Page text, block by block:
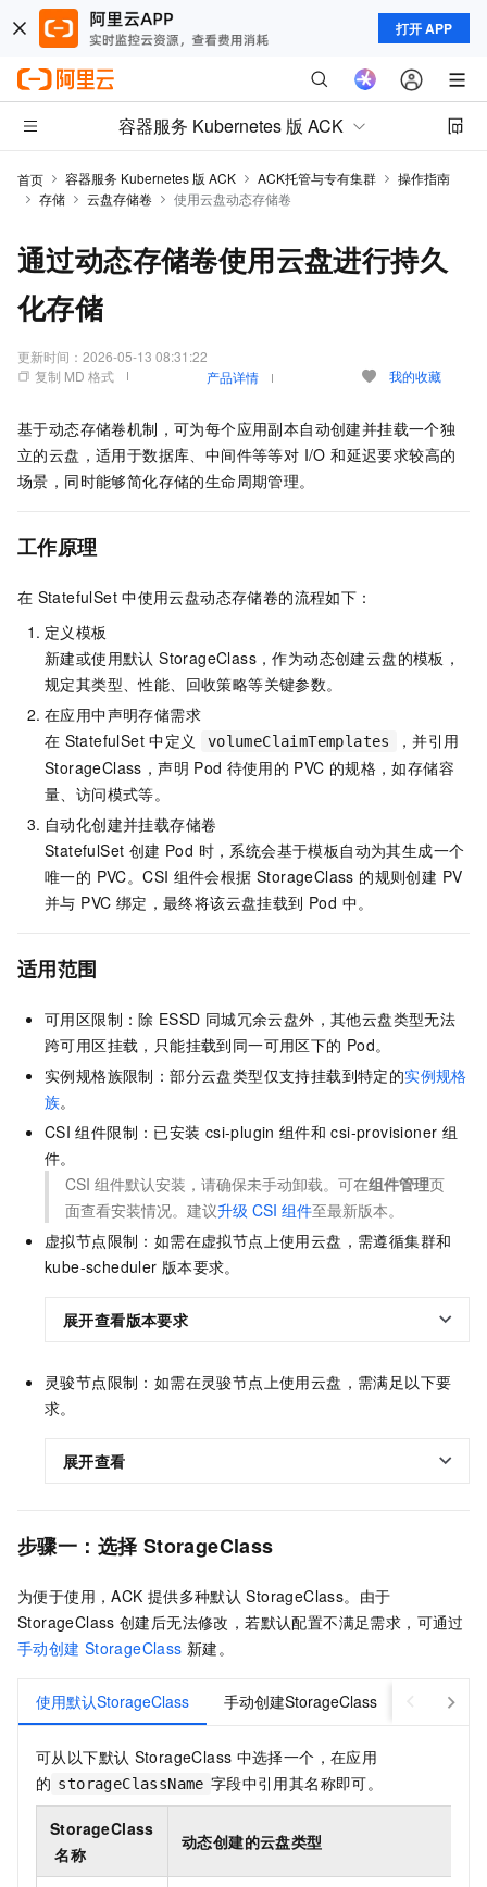
打开 APP
容器服务 Kubernetes 版 ACK
首页 容器服务 Kubernetes 版 ACK ACK托管与专有集群
操作指南
存储
云盘存储卷 使用云盘动态存储卷
通过动态存储卷使用云盘进行持久
化存储
更新时间： 2026-05-13 08:31:22
复制 MD 格式
产品详情 我的收藏
基于动态存储卷机制，可为每个应用副本自动创建并挂载一个独
立的云盘，适用于数据库、中间件等等对 I/O 和延迟要求较高的
场景，同时能够简化存储的生命周期管理。
工作原理
在 StatefulSet 中使用云盘动态存储卷的流程如下：
定义模板
新建或使用默认 StorageClass，作为动态创建云盘的模板，
规定其类型、性能、回收策略等关键参数。
在应用中声明存储需求
在 StatefulSet 中定义 volumeClaimTemplates
，并引用
StorageClass，声明 Pod 待使用的 PVC 的规格，如存储容
量、访问模式等。
自动化创建并挂载存储卷
StatefulSet 创建 Pod 时，系统会基于模板自动为其生成一个
唯一的 PVC。CSI 组件会根据 StorageClass 的规则创建 PV
并与 PVC 绑定，最终将该云盘挂载到 Pod 中。
适用范围
可用区限制：除 ESSD 同城冗余云盘外，其他云盘类型无法
跨可用区挂载，只能挂载到同一可用区下的 Pod。
实例规格族限制：部分云盘类型仅支持挂载到特定的实例规格
族。
CSI 组件限制：已安装 csi-plugin 组件和 csi-provisioner 组
件。
CSI 组件默认安装，请确保未手动卸载。可在组件管理页
面查看安装情况。建议升级 CSI 组件至最新版本。
虚拟节点限制：如需在虚拟节点上使用云盘，需遵循集群和
kube-scheduler 版本要求。
展开查看版本要求
灵骏节点限制：如需在灵骏节点上使用云盘，需满足以下要
求。
展开查看
步骤一：选择 StorageClass
为便于使用，ACK 提供多种默认 StorageClass。由于
StorageClass 创建后无法修改，若默认配置不满足需求，可通过
手动创建 StorageClass 新建。
使用默认StorageClass 手动创建StorageClass
可从以下默认 StorageClass 中选择一个，在应用
的 storageClassName 字段中引用其名称即可。
StorageClass
名称
动态创建的云盘类型